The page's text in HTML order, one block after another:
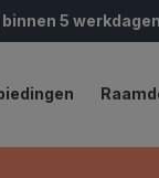
5 werkdagen